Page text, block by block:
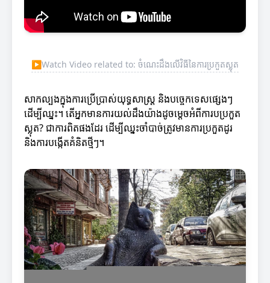
▶Watch Video related to: ចំណេះដឹងលើវិធីនៃការប្រកួតស្លុត
សាកល្បងក្នុងការប្រើប្រាស់យុទ្ធសាស្ត្រ និងបច្ចេកទេសផ្សេងៗ
ដើម្បីឈ្នះ។ តើអ្នកមានការយល់ដឹងយ៉ាងដូចម្តេចអំពីការបប្រកួត
ស្លុត? ជាការពិតផងដែរ ដើម្បីឈ្នះចាំបាច់ត្រូវមានការប្រកួតដូរ
និងការបង្កើតគំនិតថ្មីៗ។